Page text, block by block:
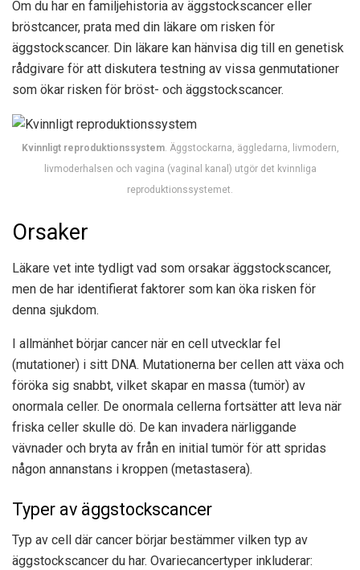
Om du har en familjehistoria av äggstockscancer eller
bröstcancer, prata med din läkare om risken för
äggstockscancer. Din läkare kan hänvisa dig till en genetisk
rådgivare för att diskutera testning av vissa genmutationer
som ökar risken för bröst- och äggstockscancer.
Kvinnligt reproduktionssystem. Äggstockarna, äggledarna, livmodern,
livmoderhalsen och vagina (vaginal kanal) utgör det kvinnliga
reproduktionssystemet.
Orsaker
Läkare vet inte tydligt vad som orsakar äggstockscancer,
men de har identifierat faktorer som kan öka risken för
denna sjukdom.
I allmänhet börjar cancer när en cell utvecklar fel
(mutationer) i sitt DNA. Mutationerna ber cellen att växa och
föröka sig snabbt, vilket skapar en massa (tumör) av
onormala celler. De onormala cellerna fortsätter att leva när
friska celler skulle dö. De kan invadera närliggande
vävnader och bryta av från en initial tumör för att spridas
någon annanstans i kroppen (metastasera).
Typer av äggstockscancer
Typ av cell där cancer börjar bestämmer vilken typ av
äggstockscancer du har. Ovariecancertyper inkluderar: